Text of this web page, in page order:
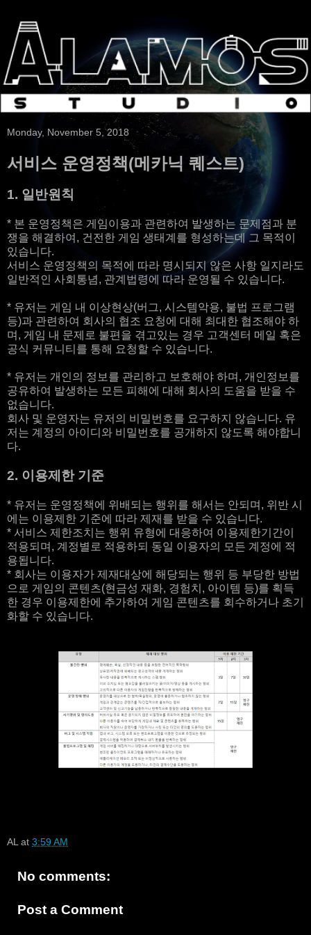
Monday, November 5, 2018
서비스 운영정책(메카닉 퀘스트)
1. 일반원칙
* 본 운영정책은 게임이용과 관련하여 발생하는 문제점과 분
쟁을 해결하여, 건전한 게임 생태계를 형성하는데 그 목적이
있습니다.
서비스 운영정책의 목적에 따라 명시되지 않은 사항 일지라도
일반적인 사회통념, 관계법령에 따라 운영될 수 있습니다.
* 유저는 게임 내 이상현상(버그, 시스템악용, 불법 프로그램
등)과 관련하여 회사의 협조 요청에 대해 최대한 협조해야 하
며, 게임 내 문제로 불편을 겪고있는 경우 고객센터 메일 혹은
공식 커뮤니티를 통해 요청할 수 있습니다.
* 유저는 개인의 정보를 관리하고 보호해야 하며, 개인정보를
공유하여 발생하는 모든 피해에 대해 회사의 도움을 받을 수
없습니다.
회사 및 운영자는 유저의 비밀번호를 요구하지 않습니다. 유
저는 계정의 아이디와 비밀번호를 공개하지 않도록 해야합니
다.
2. 이용제한 기준
* 유저는 운영정책에 위배되는 행위를 해서는 안되며, 위반 시
에는 이용제한 기준에 따라 제재를 받을 수 있습니다.
* 서비스 제한조치는 행위 유형에 대응하여 이용제한기간이
적용되며, 계정별로 적용하되 동일 이용자의 모든 계정에 적
용됩니다.
* 회사는 이용자가 제재대상에 해당되는 행위 등 부당한 방법
으로 게임의 콘텐츠(현금성 재화, 경험치, 아이템 등)를 획득
한 경우 이용제한에 추가하여 게임 콘텐츠를 회수하거나 초기
화할 수 있습니다.
AL at 3:59 AM
No comments:
Post a Comment